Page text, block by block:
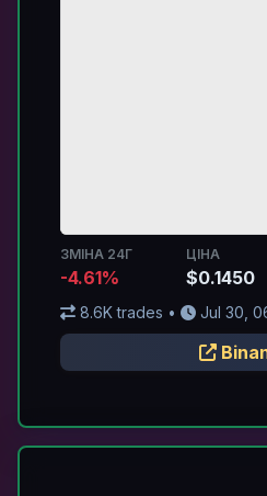
ЗМІНА 24Г
-4.61%
ЦІНА
$0.1450
8.6K trades • Jul 30,